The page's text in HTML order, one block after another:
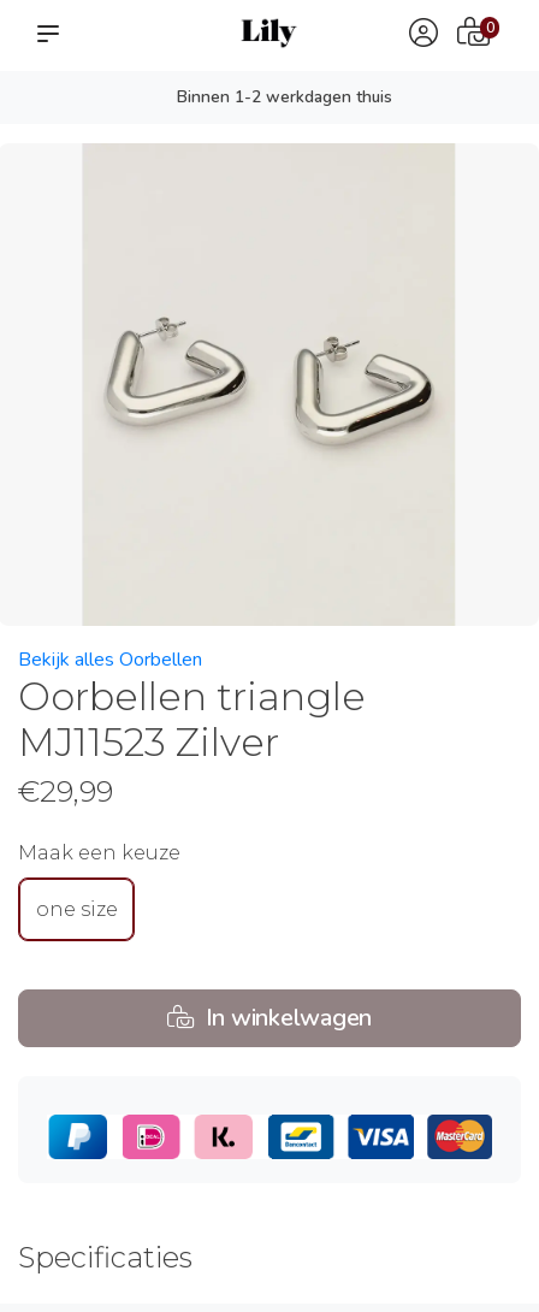
Binnen 1-2 werkdagen thuis
0
Bekijk alles Oorbellen
Oorbellen triangle
MJ11523 Zilver
€29,99
Maak een keuze
one size
In winkelwagen
Specificaties